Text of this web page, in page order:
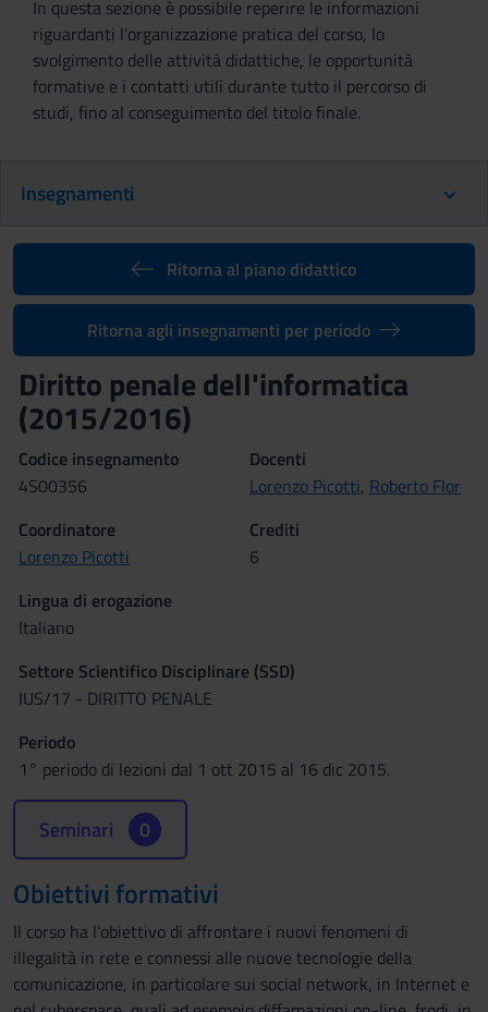
In questa sezione è possibile reperire le informazioni
riguardanti l'organizzazione pratica del corso, lo
svolgimento delle attività didattiche, le opportunità
formative e i contatti utili durante tutto il percorso di
studi, fino al conseguimento del titolo finale.
Insegnamenti
Ritorna al piano didattico
Ritorna agli insegnamenti per periodo
Diritto penale dell'informatica
(2015/2016)
Codice insegnamento
4S00356
Docenti
Lorenzo Picotti, Roberto Flor
Coordinatore
Lorenzo Picotti
Crediti
6
Lingua di erogazione
Italiano
Settore Scientifico Disciplinare (SSD)
IUS/17 - DIRITTO PENALE
Periodo
1° periodo di lezioni dal 1 ott 2015 al 16 dic 2015.
Seminari 0
Obiettivi formativi
Il corso ha l’obiettivo di affrontare i nuovi fenomeni di
illegalità in rete e connessi alle nuove tecnologie della
comunicazione, in particolare sui social network, in Internet e